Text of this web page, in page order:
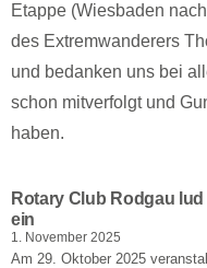
Etappe (Wiesbaden
des Extremwanderers
und bedanken uns bei
schon mitverfolgt und
haben.
Rotary Club Rodgau
ein
1. November 2025
Am 29. Oktober 2025